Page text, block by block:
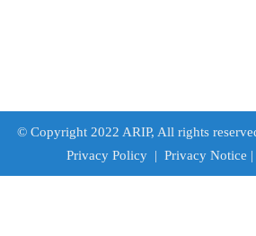
© Copyright 2022 ARIP, All
Privacy Policy | Privacy Notice |